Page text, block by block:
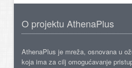
O projektu AthenaPlus
AthenaPlus je mreža, osnovana u
koja ima za cilj omogućavanje